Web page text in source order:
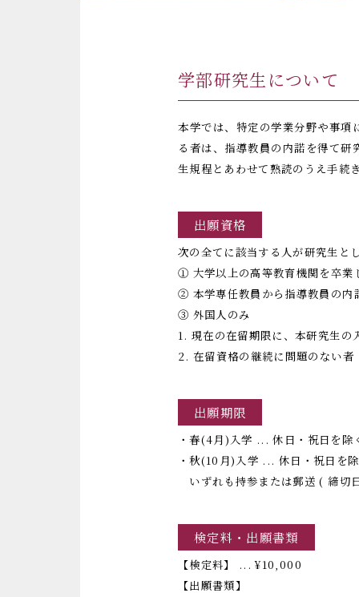
学部研究生について
本学では、特定の学業分野や事
る者は、指導教員の内諾を得て
生規程とあわせて熟読のうえ手続
出願資格
次の全てに該当する人が研究生と
① 大学以上の高等教育機関を卒業
② 本学専任教員から指導教員の内
③ 外国人のみ
1. 現在の在留期限に、本研究生
2. 在留資格の継続に問題のない者
出願期限
・春(4月)入学 ... 休日・祝日を除
・秋(10月)入学 ... 休日・祝日を
いずれも持参または郵送 ( 締切
検定料・出願書類
【検定料】 ... ¥10,000
【出願書類】